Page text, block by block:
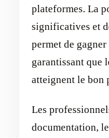
plateformes. La
significatives et
permet de
garantissant que
atteignent le bon
Les
documentation,